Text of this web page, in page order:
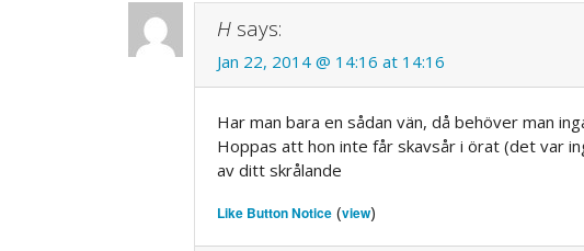
H says:
Jan 22, 2014 @ 14:16 at 14:16
Har man bara en sådan vän, då behöver man
Hoppas att hon inte får skavsår i örat (det var
av ditt skrålande
Like Button Notice (view)